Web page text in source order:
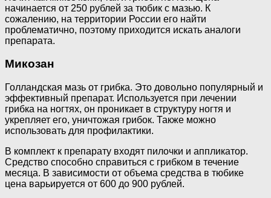
начинается от 250 рублей за тюбик с мазью. К
сожалению, на территории России его найти
проблематично, поэтому приходится искать аналоги
препарата.
Микозан
Голландская мазь от грибка. Это довольно популярный и
эффективный препарат. Используется при лечении
грибка на ногтях, он проникает в структуру ногтя и
укрепляет его, уничтожая грибок. Также можно
использовать для профилактики.
В комплект к препарату входят пилочки и аппликатор.
Средство способно справиться с грибком в течение
месяца. В зависимости от объема средства в тюбике
цена варьируется от 600 до 900 рублей.